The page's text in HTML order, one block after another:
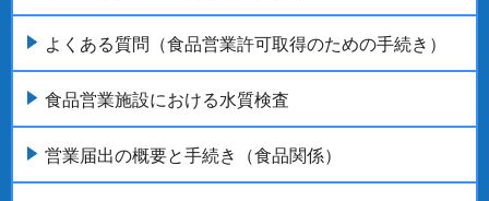
よくある質問（食品営業許可取得のための手続き）
食品営業施設における水質検査
営業届出の概要と手続き（食品関係）